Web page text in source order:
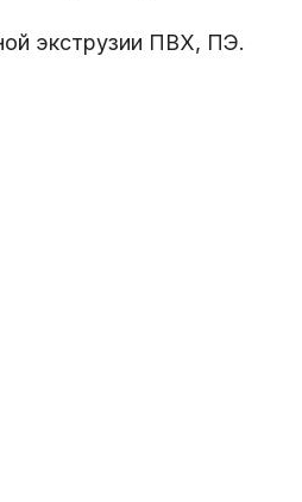
экструзии ПВХ, ПЭ.